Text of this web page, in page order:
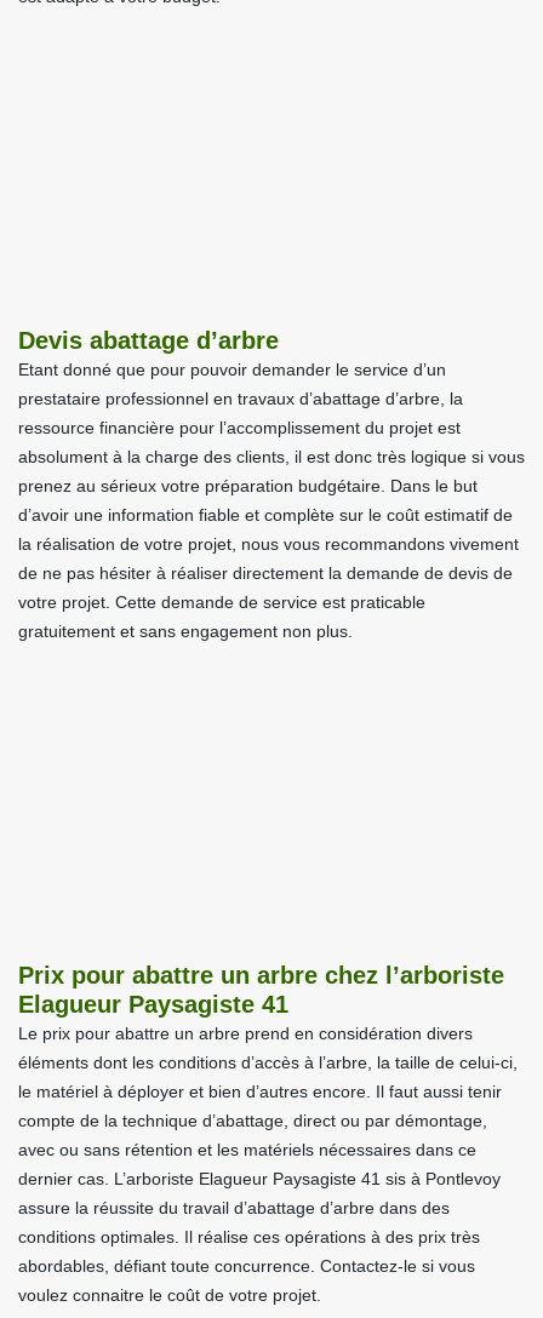
Devis abattage d’arbre
Etant donné que pour pouvoir demander le service d’un
prestataire professionnel en travaux d’abattage d’arbre, la
ressource financière pour l’accomplissement du projet est
absolument à la charge des clients, il est donc très logique si vous
prenez au sérieux votre préparation budgétaire. Dans le but
d’avoir une information fiable et complète sur le coût estimatif de
la réalisation de votre projet, nous vous recommandons vivement
de ne pas hésiter à réaliser directement la demande de devis de
votre projet. Cette demande de service est praticable
gratuitement et sans engagement non plus.
Prix pour abattre un arbre chez l’arboriste
Elagueur Paysagiste 41
Le prix pour abattre un arbre prend en considération divers
éléments dont les conditions d’accès à l’arbre, la taille de celui-ci,
le matériel à déployer et bien d’autres encore. Il faut aussi tenir
compte de la technique d’abattage, direct ou par démontage,
avec ou sans rétention et les matériels nécessaires dans ce
dernier cas. L’arboriste Elagueur Paysagiste 41 sis à Pontlevoy
assure la réussite du travail d’abattage d’arbre dans des
conditions optimales. Il réalise ces opérations à des prix très
abordables, défiant toute concurrence. Contactez-le si vous
voulez connaitre le coût de votre projet.